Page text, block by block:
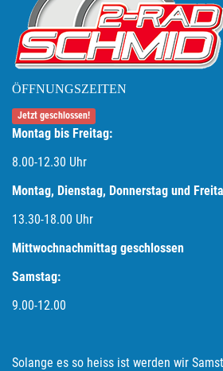
ÖFFNUNGSZEITEN
Jetzt geschlossen!
Montag bis Freitag:
8.00-12.30 Uhr
Montag, Dienstag, Donnerstag und
13.30-18.00 Uhr
Mittwochnachmittag geschlossen
Samstag:
9.00-12.00
Solange es so heiss ist werden wir